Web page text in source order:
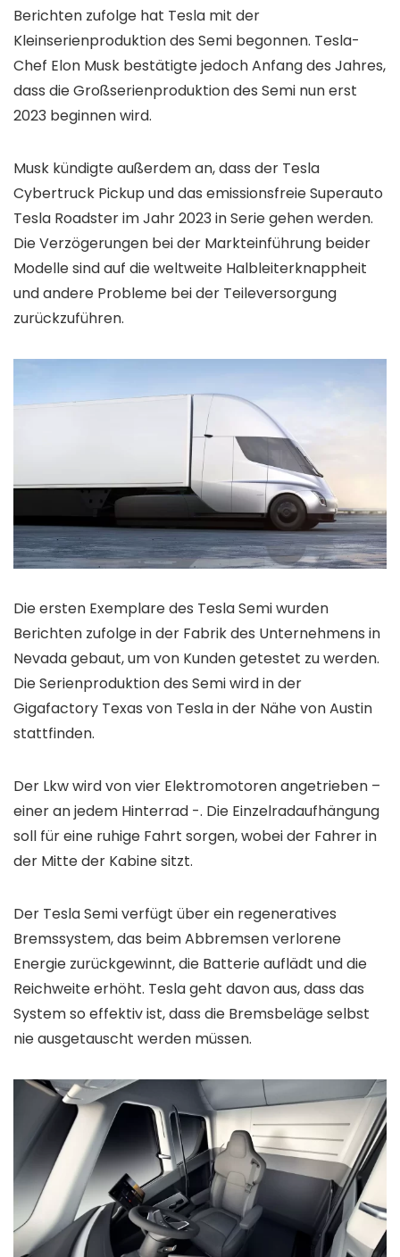
Berichten zufolge hat Tesla mit der
Kleinserienproduktion des Semi begonnen. Tesla-
Chef Elon Musk bestätigte jedoch Anfang des Jahres,
dass die Großserienproduktion des Semi nun erst
2023 beginnen wird.
Musk kündigte außerdem an, dass der Tesla
Cybertruck Pickup und das emissionsfreie Superauto
Tesla Roadster im Jahr 2023 in Serie gehen werden.
Die Verzögerungen bei der Markteinführung beider
Modelle sind auf die weltweite Halbleiterknappheit
und andere Probleme bei der Teileversorgung
zurückzuführen.
Die ersten Exemplare des Tesla Semi wurden
Berichten zufolge in der Fabrik des Unternehmens in
Nevada gebaut, um von Kunden getestet zu werden.
Die Serienproduktion des Semi wird in der
Gigafactory Texas von Tesla in der Nähe von Austin
stattfinden.
Der Lkw wird von vier Elektromotoren angetrieben –
einer an jedem Hinterrad -. Die Einzelradaufhängung
soll für eine ruhige Fahrt sorgen, wobei der Fahrer in
der Mitte der Kabine sitzt.
Der Tesla Semi verfügt über ein regeneratives
Bremssystem, das beim Abbremsen verlorene
Energie zurückgewinnt, die Batterie auflädt und die
Reichweite erhöht. Tesla geht davon aus, dass das
System so effektiv ist, dass die Bremsbeläge selbst
nie ausgetauscht werden müssen.